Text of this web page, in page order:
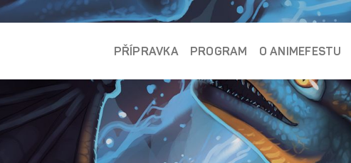
PŘÍPRAVKA PROGRAM O ANIMEFESTU